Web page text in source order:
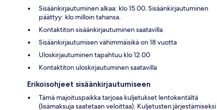
Sisäänkirjautuminen alkaa: klo 15.00. Sisäänkirjautuminen
päättyy: klo milloin tahansa.
Kontaktiton sisäänkirjautuminen saatavilla
Sisäänkirjautumisen vähimmäisikä on 18 vuotta
Uloskirjautuminen tapahtuu klo 12.00
Kontaktiton uloskirjautuminen saatavilla
Erikoisohjeet sisäänkirjautumiseen
Tämä majoituspaikka tarjoaa kuljetukset lentokentältä
(lisämaksuja saatetaan veloittaa). Kuljetusten järjestämiseksi